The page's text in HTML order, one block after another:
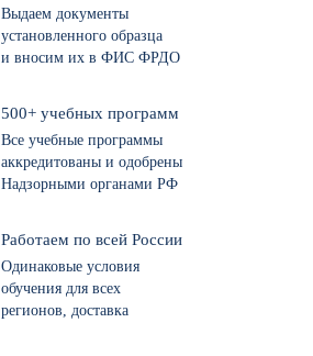
Выдаем документы
установленного образца
и вносим их в ФИС ФРДО
500+ учебных программ
Все учебные программы
аккредитованы и одобрены
Надзорными органами РФ
Работаем по всей России
Одинаковые условия
обучения для всех
регионов, доставка